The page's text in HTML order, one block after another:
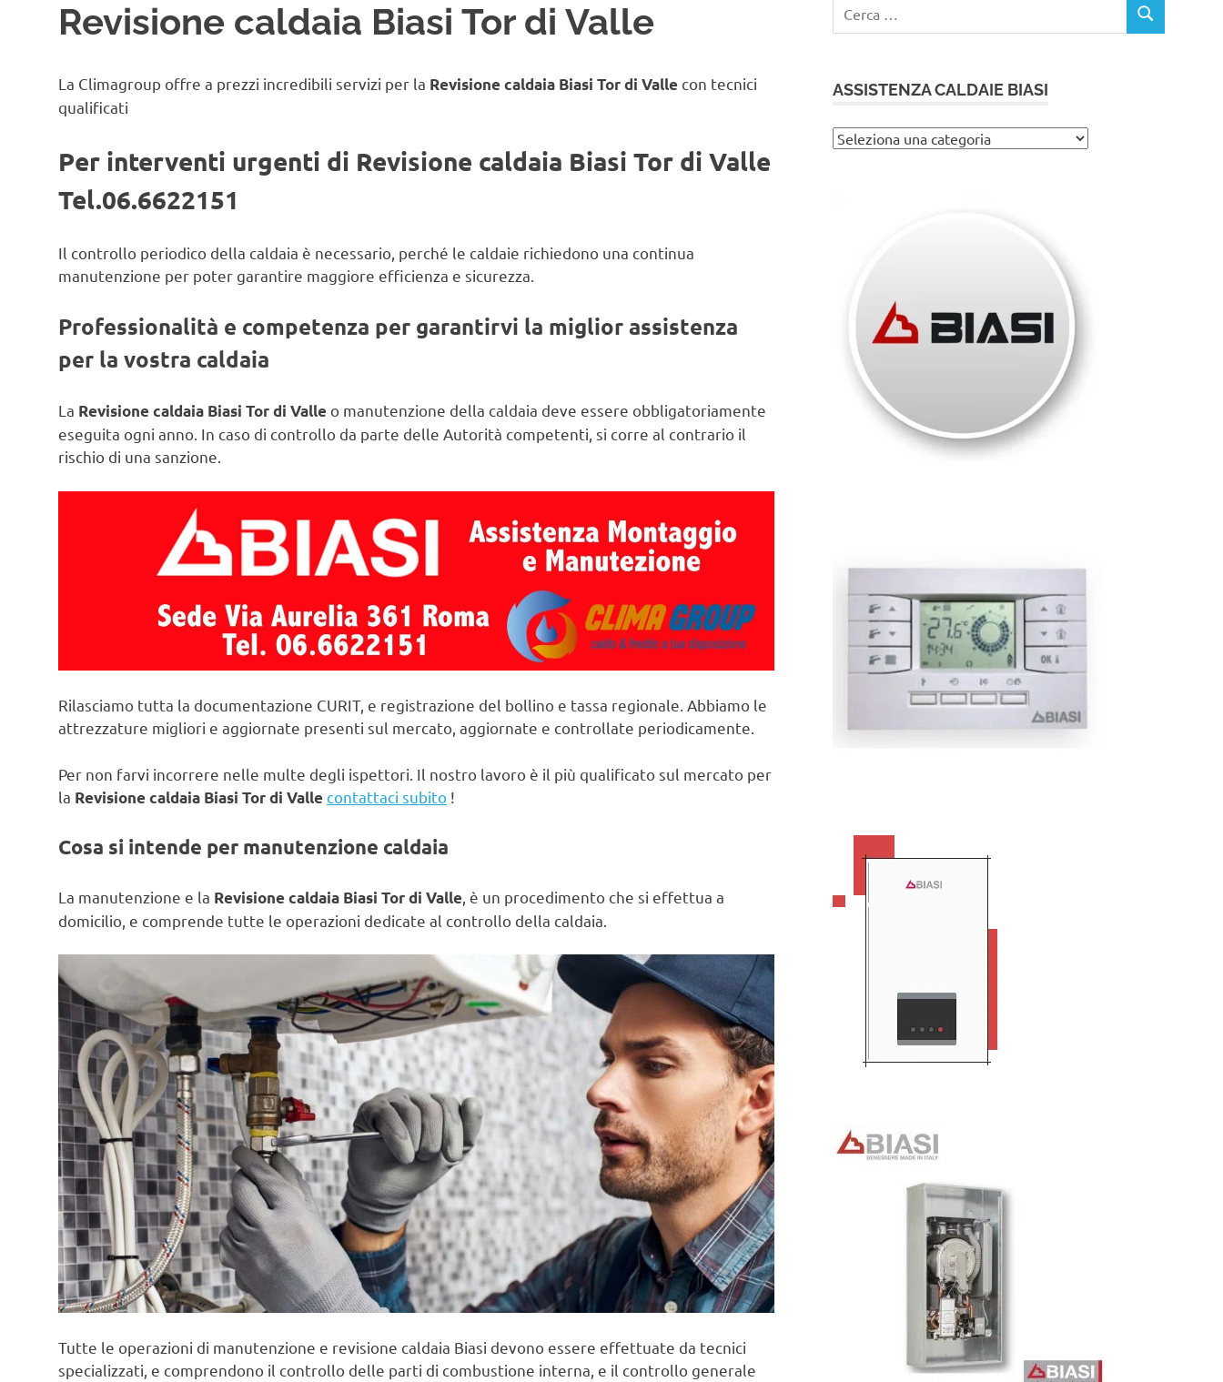
Revisione caldaia Biasi Tor di Valle
La Climagroup offre a prezzi incredibili servizi per la Revisione caldaia Biasi Tor di Valle con tecnici
qualificati
Per interventi urgenti di Revisione caldaia Biasi Tor di Valle
Tel.06.6622151
Il controllo periodico della caldaia è necessario, perché le caldaie richiedono una continua
manutenzione per poter garantire maggiore efficienza e sicurezza.
Professionalità e competenza per garantirvi la miglior assistenza
per la vostra caldaia
La Revisione caldaia Biasi Tor di Valle o manutenzione della caldaia deve essere obbligatoriamente
eseguita ogni anno. In caso di controllo da parte delle Autorità competenti, si corre al contrario il
rischio di una sanzione.
Rilasciamo tutta la documentazione CURIT, e registrazione del bollino e tassa regionale. Abbiamo le
attrezzature migliori e aggiornate presenti sul mercato, aggiornate e controllate periodicamente.
Per non farvi incorrere nelle multe degli ispettori. Il nostro lavoro è il più qualificato sul mercato per
la Revisione caldaia Biasi Tor di Vallecontattaci subito !
Cosa si intende per manutenzione caldaia
La manutenzione e la Revisione caldaia Biasi Tor di Valle , è un procedimento che si effettua a
domicilio, e comprende tutte le operazioni dedicate al controllo della caldaia.
Tutte le operazioni di manutenzione e revisione caldaia Biasi devono essere effettuate da tecnici
specializzati, e comprendono il controllo delle parti di combustione interna, e il controllo generale
per:
CERCA
ASSISTENZA CALDAIE BIASI
Assistenza